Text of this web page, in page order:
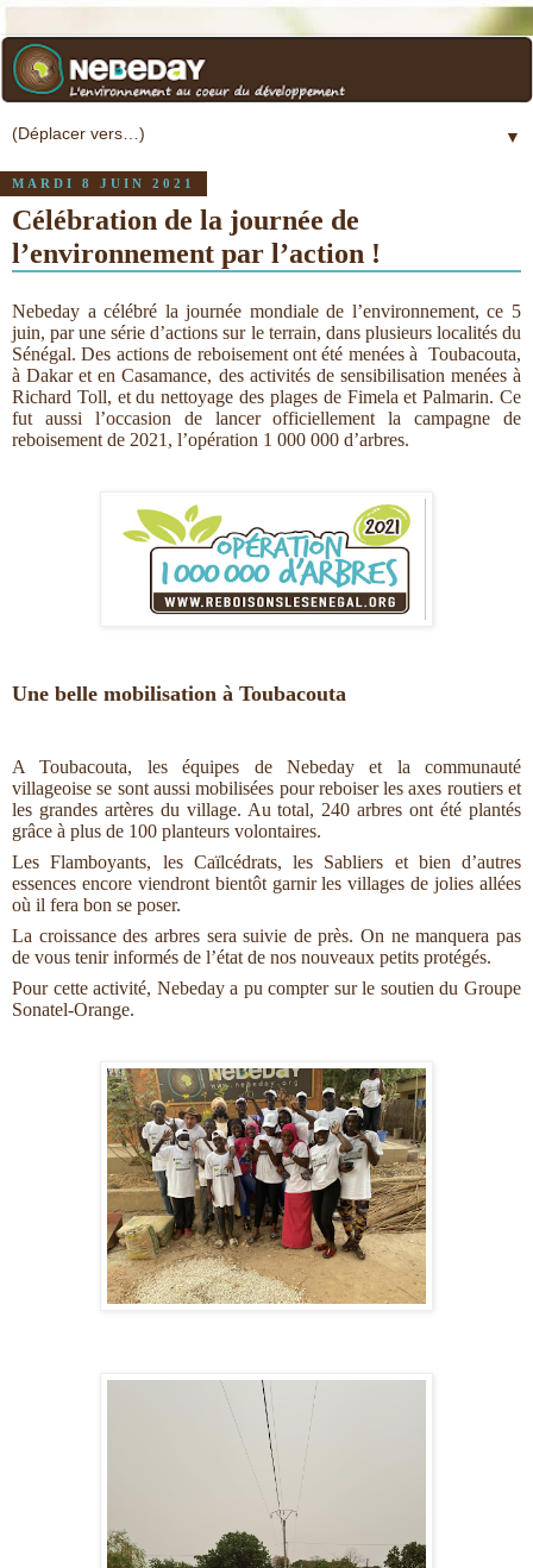
▼
MARDI 8 JUIN 2021
Célébration de la journée de
l’environnement par l’action !
Nebeday a célébré la journée mondiale de l’environnement, ce 5
juin, par une série d’actions sur le terrain, dans plusieurs localités du
Sénégal. Des actions de reboisement ont été menées à Toubacouta,
à Dakar et en Casamance, des activités de sensibilisation menées à
Richard Toll, et du nettoyage des plages de Fimela et Palmarin. Ce
fut aussi l’occasion de lancer officiellement la campagne de
reboisement de 2021, l’opération 1 000 000 d’arbres.
Une belle mobilisation à Toubacouta
A Toubacouta, les équipes de Nebeday et la communauté
villageoise se sont aussi mobilisées pour reboiser les axes routiers et
les grandes artères du village. Au total, 240 arbres ont été plantés
grâce à plus de 100 planteurs volontaires.
Les Flamboyants, les Caïlcédrats, les Sabliers et bien d’autres
essences encore viendront bientôt garnir les villages de jolies allées
où il fera bon se poser.
La croissance des arbres sera suivie de près. On ne manquera pas
de vous tenir informés de l’état de nos nouveaux petits protégés.
Pour cette activité, Nebeday a pu compter sur le soutien du Groupe
Sonatel-Orange.